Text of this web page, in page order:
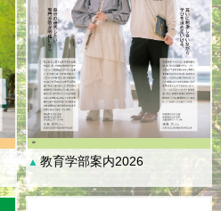
▲ 教育学部案内2026